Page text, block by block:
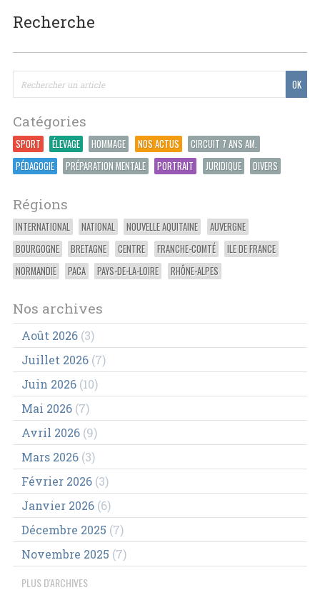
Recherche
Catégories
SPORT ÉLEVAGE HOMMAGE NOS ACTUS
CIRCUIT 7 ANS AM.
PÉDAGOGIE
PRÉPARATION MENTALE PORTRAIT JURIDIQUE DIVERS
Régions
INTERNATIONAL NATIONAL NOUVELLE AQUITAINE
AUVERGNE
BOURGOGNE
BRETAGNE CENTRE FRANCHE-COMTÉ
ILE DE FRANCE
NORMANDIE
PACA PAYS-DE-LA-LOIRE RHÔNE-ALPES
Nos archives
Août 2026(3)
Juillet 2026(7)
Juin 2026(10)
Mai 2026(7)
Avril 2026(9)
Mars 2026(3)
Février 2026(3)
Janvier 2026(6)
Décembre 2025 (7)
Novembre 2025 (7)
PLUS D'ARCHIVES